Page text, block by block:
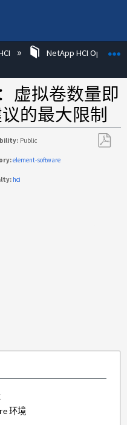
NetApp HCI
虚拟卷数量即
的最大限制
Public
element-software
hci
环境